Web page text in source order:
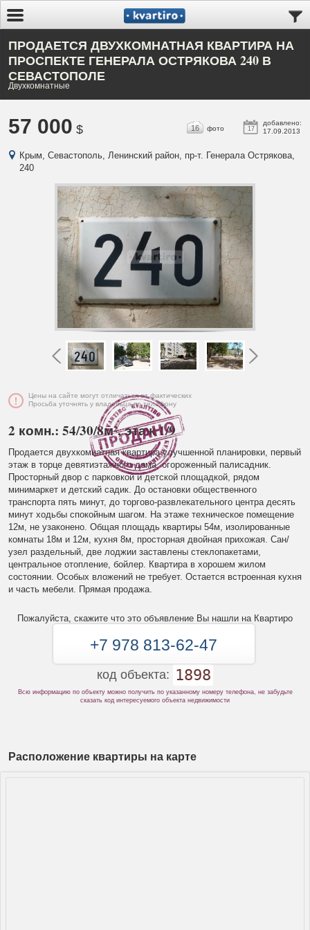
ПРОДАЕТСЯ ДВУХКОМНАТНАЯ КВАРТИРА НА
ПРОСПЕКТЕ ГЕНЕРАЛА ОСТРЯКОВА 240 В
СЕВАСТОПОЛЕ
Двухкомнатные
57 000 $ 17
добавлено:
17.09.2013
16 фото
Крым, Севастополь, Ленинский район, пр-т. Генерала Острякова,
240
Цены на сайте могут отличаться от фактических
Просьба уточнять у владельца по телефону
2 комн.: 54/30/8м², этаж 1/9
Продается двухкомнатная квартира улучшенной планировки, первый
этаж в торце девятиэтажного дома, огороженный палисадник.
Просторный двор с парковкой и детской площадкой, рядом
минимаркет и детский садик. До остановки общественного
транспорта пять минут, до торгово-развлекательного центра десять
минут ходьбы спокойным шагом. На этаже техническое помещение
12м, не узаконено. Общая площадь квартиры 54м, изолированные
комнаты 18м и 12м, кухня 8м, просторная двойная прихожая. Сан/
узел раздельный, две лоджии заставлены стеклопакетами,
центральное отопление, бойлер. Квартира в хорошем жилом
состоянии. Особых вложений не требует. Остается встроенная кухня
и часть мебели. Прямая продажа.
Пожалуйста, скажите что это объявление Вы нашли на Квартиро
+7 978 813-62-47
код объекта: 1898
Всю информацию по объекту можно получить по указанному номеру телефона, не забудьте
сказать код интересуемого объекта недвижимости
Расположение квартиры на карте